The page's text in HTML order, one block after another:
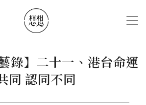
錄】二十一、港台命運
同 認同不同